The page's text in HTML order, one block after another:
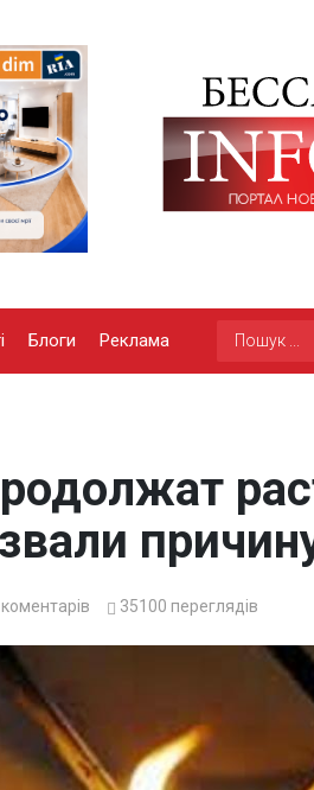
Блоги Реклама
коментарів 35100 переглядів